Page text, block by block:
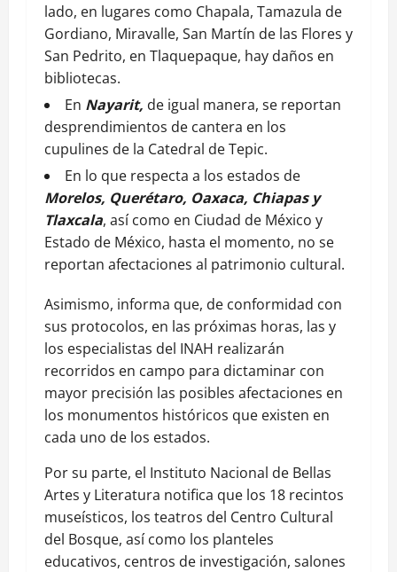
lado, en lugares como Chapala, Tamazula de
Gordiano, Miravalle, San Martín de las Flores y
San Pedrito, en Tlaquepaque, hay daños en
bibliotecas.
En Nayarit, de igual manera, se reportan
desprendimientos de cantera en los
cupulines de la Catedral de Tepic.
En lo que respecta a los estados de
Morelos, Querétaro, Oaxaca, Chiapas y
Tlaxcala, así como en Ciudad de México y
Estado de México, hasta el momento, no se
reportan afectaciones al patrimonio cultural.
Asimismo, informa que, de conformidad con
sus protocolos, en las próximas horas, las y
los especialistas del INAH realizarán
recorridos en campo para dictaminar con
mayor precisión las posibles afectaciones en
los monumentos históricos que existen en
cada uno de los estados.
Por su parte, el Instituto Nacional de Bellas
Artes y Literatura notifica que los 18 recintos
museísticos, los teatros del Centro Cultural
del Bosque, así como los planteles
educativos, centros de investigación, salones